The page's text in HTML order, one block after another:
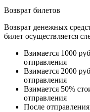
Возврат билетов
Возврат денежных
билет осуществляется
Взимается 1000
отправления
Взимается 2000
отправления
Взимается 50%
отправления
После